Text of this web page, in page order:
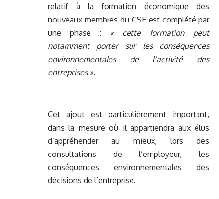
relatif à la formation économique des
nouveaux membres du CSE est complété par
une phase :
« cette formation peut
notamment porter sur les conséquences
environnementales de l’activité des
entreprises ».
Cet ajout est particulièrement important,
dans la mesure où il appartiendra aux élus
d’appréhender au mieux, lors des
consultations de l’employeur, les
conséquences environnementales des
décisions de l’entreprise.